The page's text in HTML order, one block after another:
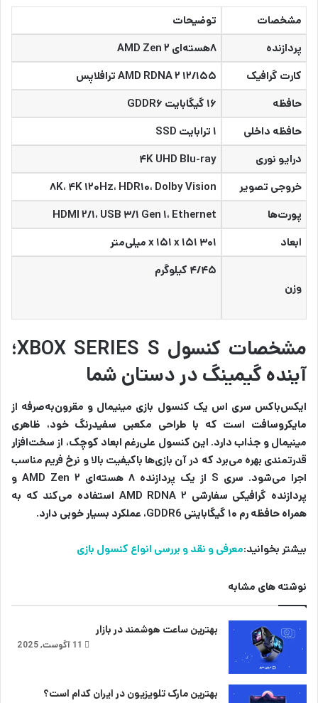
مشخصات
توضیحات
پردازنده
۸هسته‌ای AMD Zen ۲
کارت گرافیک
AMD RDNA ۲ ۱۲/۱۵۵ ترافلاپس
حافظه
۱۶ گیگابایت GDDR۶
حافظه داخلی
۱ ترابایت SSD
درایو نوری
۴K UHD Blu-ray
خروجی تصویر
۸K، ۴K ۱۲۰Hz، HDR۱۰، Dolby Vision
پورت‌ها
HDMI ۲/۱، USB ۳/۱ Gen ۱، Ethernet
ابعاد
۳۰۱ x ۱۵۱ x ۱۵۱ میلی‌متر
وزن
۴/۴۵ کیلوگرم
مشخصات کنسول XBOX SERIES S؛
آینده گیمینگ در دستان شما
ایکس‌باکس سری اس یک کنسول بازی مینیمال و مقرون‌به‌صرفه از
مایکروسافت است که با طراحی مکعبی سفیدرنگ خود، ظاهری
مینیمال و جذاب دارد. این کنسول علی‌رغم ابعاد کوچک، از سخت‌افزار
قدرتمندی بهره می‌برد که در آن بازی‌ها باکیفیت بالا و نرخ فریم مناسب
اجرا می‌شود. سری S از یک پردازنده ۸ هسته‌ای AMD Zen ۲ و
پردازنده گرافیکی سفارشی AMD RDNA ۲ استفاده می‌کند که به
همراه حافظه رم ۱۰ گیگابایتی GDDR6، عملکرد بسیار خوبی دارد.
بیشتر بخوانید:معرفی و نقد و بررسی انواع کنسول بازی
نوشته های مشابه
بهترین ساعت هوشمند در بازار
11 آگوست, 2025
بهترین مارک تلویزیون در ایران کدام است؟